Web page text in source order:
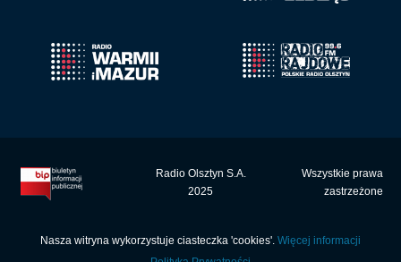
Radio Olsztyn S.A.
2025
Wszystkie prawa
zastrzeżone
Nasza witryna wykorzystuje ciasteczka 'cookies'. Więcej informacji